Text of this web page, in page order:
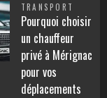
TRANSPORT
Pourquoi choisir
un chauffeur
privé à Mérignac
pour vos
déplacements